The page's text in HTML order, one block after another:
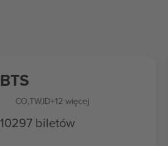
BTS
CO,TW,ID+12 więcej
10297 biletów